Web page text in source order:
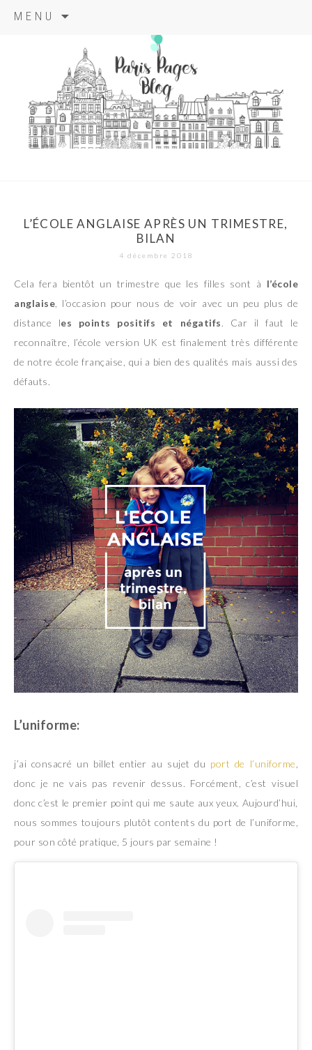
MENU
principal
paris pages
blog
L’ÉCOLE ANGLAISE APRÈS UN TRIMESTRE,
BILAN
4 décembre 2018
Cela fera bientôt un trimestre que les filles sont à l’école
anglaise , l’occasion pour nous de voir avec un peu plus de
distance les points positifs et négatifs. Car il faut le
reconnaître, l’école version UK est finalement très différente
de notre école française, qui a bien des qualités mais aussi des
défauts.
L’uniforme:
j’ai consacré un billet entier au sujet du port de l’uniforme
donc je ne vais pas revenir dessus. Forcément, c’est visuel
donc c’est le premier point qui me saute aux yeux. Aujourd’hui,
nous sommes toujours plutôt contents du port de l’uniforme,
pour son côté pratique, 5 jours par semaine !